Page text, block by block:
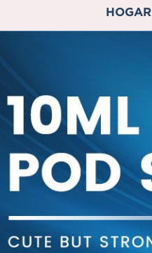
HOGAR